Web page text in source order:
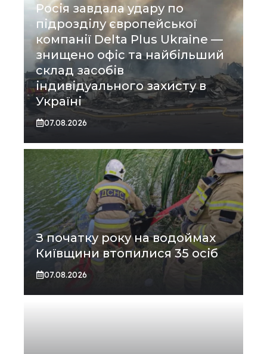
Росія завдала удару по
підрозділу європейської
компанії Delta Plus Ukraine —
знищено офіс та найбільший
склад засобів
індивідуального захисту в
Україні
07.08.2026
З початку року на водоймах
Київщини втопилися 35 осіб
07.08.2026